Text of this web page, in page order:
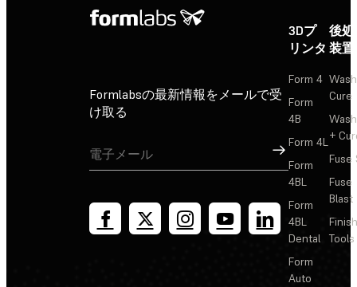
Formlabsの最新情報をメールで受
け取る
サインアップ
3Dプ
リンタ
Form 4
Form
4B
Form 4L
Form
4BL
Form
4BL
Dental
Form
Auto
後
装置
Cure
+
Fuse
Fuse
Blast
Tools